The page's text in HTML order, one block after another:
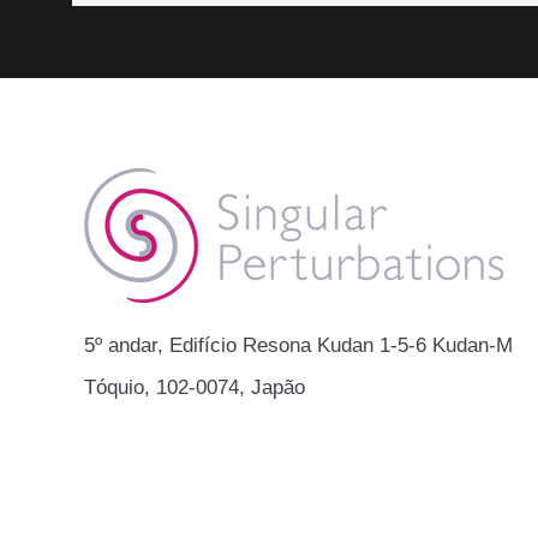
​​5º andar, Edifício Resona Kudan 1-5-6 Kudan-
Tóquio, 102-0074, Japão